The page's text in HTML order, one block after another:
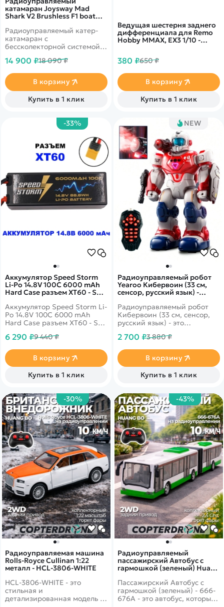
катамаран Joysway Mad
Shark V2 Brushless F1 boat
Радиоуправляемый катер-
катамаран с
бессколекторной системой.
достигать 40 км в час. Винт
из двух лопастей. Длина -
44,3 см. Присутствует
водяное охлаждение.
14 900 ₽18 090 ₽
В корзину
Купить в 1 клик
Ведущая шестерня заднего
дифференциала для Remo
Hobby MMAX, EX3 1/10 -
380 ₽650 ₽
В корзину
Купить в 1 клик
-33%
Аккумулятор Speed Storm
Li-Po 14.8V 100C 6000 mAh
Hard Case разъем XT60 - SS-
Аккумулятор Speed Storm Li-
Po 14.8V 100C 6000 mAh
Hard Case разъем XT60 - SS-
литий-полимерный
Speed Storm. Данный
аккумулятор выполнен в
корпусе Hardcase.
6 290 ₽9 440 ₽
В корзину
Купить в 1 клик
NEW
Радиоуправляемый робот
Yearoo Кибервоин (33 см,
сенсор, русский язык) -
Радиоуправляемый робот
Кибервоин (33 см, сенсор,
русский язык) - это
многофункциональный
Кибервоин, который может
ходить, танцевать и
запоминать разные
команды.
2 700 ₽3 880 ₽
В корзину
Купить в 1 клик
-30%
Радиоуправляемая машина
Rolls-Royce Cullinan 1:22
металл - HCL-3806-WHITE
HCL-3806-WHITE - это
стильная и
детализированная модель с
-43%
Радиоуправляемый
пассажирский Автобус с
гармошкой (зеленый) Huang
Пассажирский Автобус с
гармошкой (зеленый) - 666-
676A - это автобус, который